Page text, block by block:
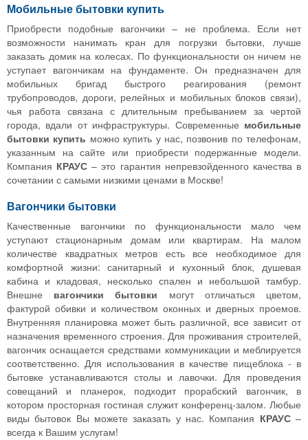
Мобильные бытовки купить
Приобрести подобные вагончики – не проблема. Если нет
возможности нанимать кран для погрузки бытовки, лучше
заказать домик на колесах. По функциональности он ничем не
уступает вагончикам на фундаменте. Он предназначен для
мобильных бригад быстрого реагирования (ремонт
трубопроводов, дороги, релейных и мобильных блоков связи),
чья работа связана с длительным пребыванием за чертой
города, вдали от инфраструктуры. Современные мобильные
бытовки купить можно купить у нас, позвонив по телефонам,
указанным на сайте или приобрести подержанные модели.
Компания КРАУС – это гарантия непревзойденного качества в
сочетании с самыми низкими ценами в Москве!
Вагончики бытовки
Качественные вагончики по функциональности мало чем
уступают стационарным домам или квартирам. На малом
количестве квадратных метров есть все необходимое для
комфортной жизни: санитарный и кухонный блок, душевая
кабина и кладовая, несколько спален и небольшой тамбур.
Внешне вагончики бытовки могут отличаться цветом,
фактурой обивки и количеством оконных и дверных проемов.
Внутренняя планировка может быть различной, все зависит от
назначения временного строения. Для проживания строителей,
вагончик оснащается средствами коммуникации и меблируется
соответственно. Для использования в качестве пищеблока - в
бытовке устанавливаются столы и лавочки. Для проведения
совещаний и планерок, подходит прорабский вагончик, в
котором просторная гостиная служит конференц-залом. Любые
виды бытовок Вы можете заказать у нас. Компания КРАУС–
всегда к Вашим услугам!